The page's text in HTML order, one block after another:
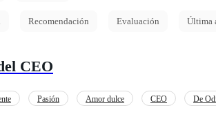
Recomendación Evaluación Última
CEO
Pasión Amor dulce CEO De